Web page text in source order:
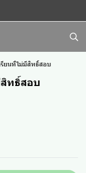
รียนที่ไม่มีสิทธิ์สอบ
ทธิ์สอบ